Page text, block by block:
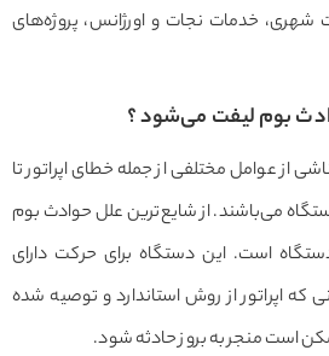
خدمات نجات و اورژانس، پروژه‌های
بوم لیفت می‌شود ؟
عوامل مختلفی از جمله خطای اپراتور تا
از شایع‌ترین علل حوادث بوم
است. این دستگاه برای حرکت دارای
از روش استاندارد و توصیه شده
منجر به بروز حادثه شود.